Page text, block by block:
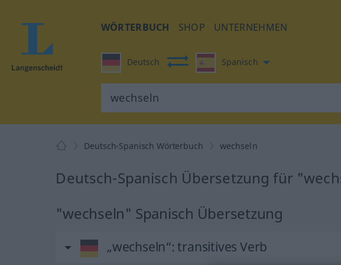
WÖRTERBUCH SHOP UNTERNEHMEN
Deutsch Spanisch
Deutsch-Spanisch Wörterbuch wechseln
Deutsch-Spanisch Übersetzung für
"wechseln" Spanisch Übersetzung
„wechseln“: transitives Verb